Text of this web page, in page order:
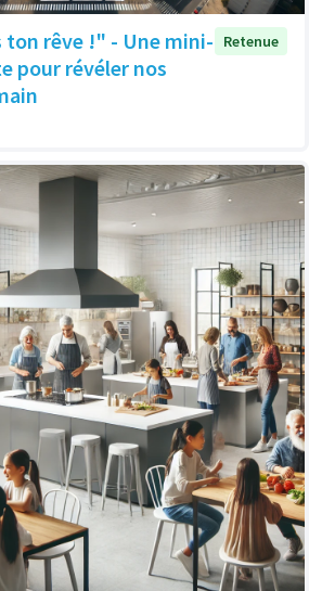
ton rêve !" - Une mini-
pour révéler nos
Retenue